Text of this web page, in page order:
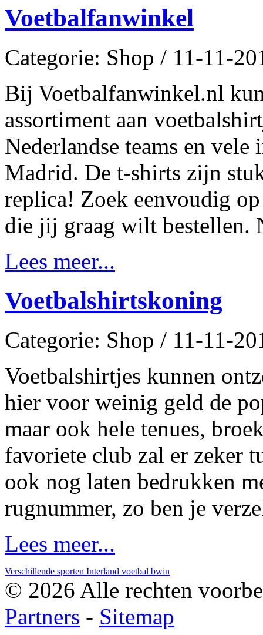
Voetbalfanwinkel
Categorie: Shop / 11-11-
Bij Voetbalfanwinkel.nl
assortiment aan
Nederlandse teams en
Madrid. De t-shirts zijn
replica! Zoek eenvoudig
die jij graag wilt bestellen.
Lees meer...
Voetbalshirtskoning
Categorie: Shop / 11-11-
Voetbalshirtjes kunnen
hier voor weinig geld de
maar ook hele tenues,
favoriete club zal er zeker
ook nog laten bedrukken
rugnummer, zo ben je
Lees meer...
Verschillende sporten Interland voetbal bwin
© 2026 Alle rechten
Partners - Sitemap